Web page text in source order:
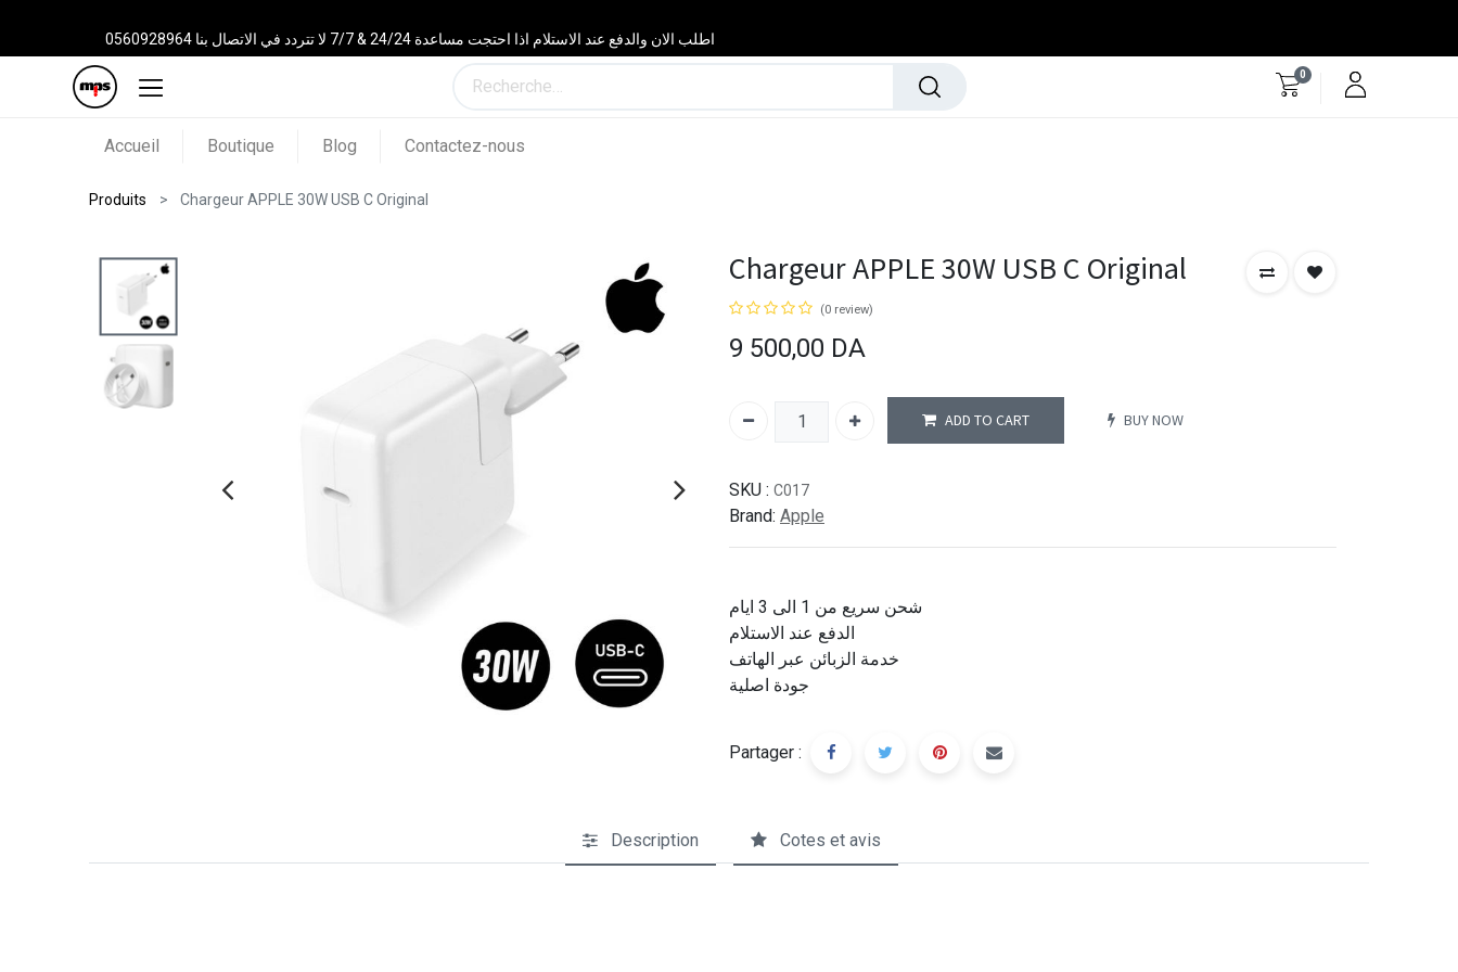
اطلب الان والدفع عند الاستلام اذا احتجت مساعدة 24/24 & 7/7 لا تتردد في الاتصال بنا 0560928964
0
Accueil Boutique Blog Contactez-nous
Produits Chargeur APPLE 30W USB C Original
Chargeur APPLE 30W USB C Original
(0 review)
9 500,00 DA
ADD TO CART BUY NOW
SKU : C017
Brand: Apple
شحن سريع من 1 الى 3 ايام
الدفع عند الاستلام
خدمة الزبائن عبر الهاتف
جودة اصلية
Partager :
Description Cotes et avis